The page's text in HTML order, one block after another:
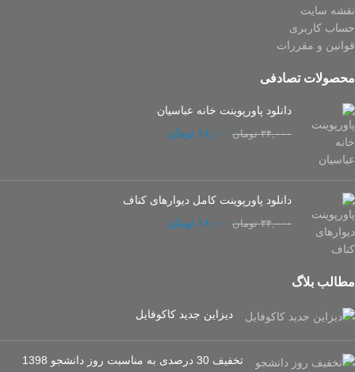
نقشه سایت
حساب کاربری
قوانین و مقررات
محصولات تصادفی
دانلود پاورپوینت خانه عباسیان
۳۴,۰۰۰ تومان ۱۶,۰۰۰ تومان
دانلود پاورپوینت کامل دیوارهای کناف
۳۴,۰۰۰ تومان ۱۶,۰۰۰ تومان
مطالب بلاگ
دیزاین جدید کاکوفایل
تخفیف 30 درصدی به مناسبت روز دانشجو 1398